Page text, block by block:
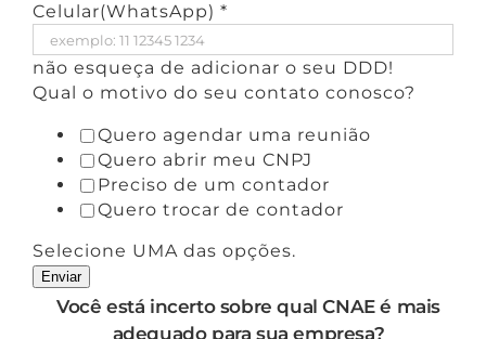
Celular(WhatsApp) *
não esqueça de adicionar o seu DDD!
Qual o motivo do seu contato conosco?
Quero agendar uma reunião
Quero abrir meu CNPJ
Preciso de um contador
Quero trocar de contador
Selecione UMA das opções.
Enviar
Você está incerto sobre qual CNAE é mais
adequado para sua empresa?